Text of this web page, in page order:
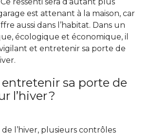
est attenant à la maison, car
aussi dans l’habitat. Dans un
écologique et économique, il
et entretenir sa porte de
sa porte de
l’hiver ?
l’hiver, plusieurs contrôles